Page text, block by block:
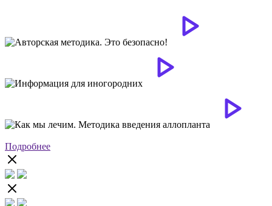
Подробнее